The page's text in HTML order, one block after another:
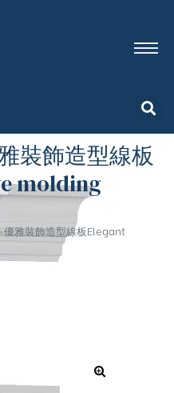
裝飾造型線板
molding
雅裝飾造型線板Elegant